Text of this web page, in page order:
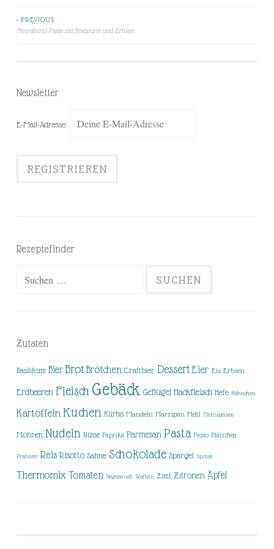
Beitragsnavigation
< PREVIOUS
Feierabend-Pasta mit Bratwurst und Erbsen
Newsletter
E-Mail-Adresse:
Rezeptefinder
Zutaten
Basilikum Bier Brot Brötchen Craftbier Dessert Eier Eis Erbsen
Erdbeeren Fleisch Gebäck Geflügel Hackfleisch Hefe Hähnchen
Kartoffeln Kuchen Kürbis Mandeln Marzipan Mehl Mehlspeisen
Möhren Nudeln Nüsse Paprika Parmesan Pasta Pesto Plätzchen
Pralinen Reis Risotto Sahne Schokolade Spargel Spinat
Thermomix Tomaten Vegetarisch Waffeln Zimt Zitronen Äpfel